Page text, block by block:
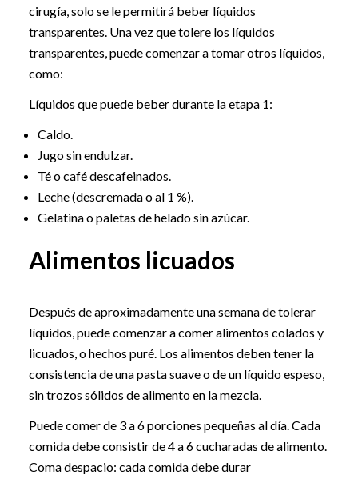
cirugía, solo se le permitirá beber líquidos
transparentes. Una vez que tolere los líquidos
transparentes, puede comenzar a tomar otros líquidos,
como:
Líquidos que puede beber durante la etapa 1:
Caldo.
Jugo sin endulzar.
Té o café descafeinados.
Leche (descremada o al 1 %).
Gelatina o paletas de helado sin azúcar.
Alimentos licuados
Después de aproximadamente una semana de tolerar
líquidos, puede comenzar a comer alimentos colados y
licuados, o hechos puré. Los alimentos deben tener la
consistencia de una pasta suave o de un líquido espeso,
sin trozos sólidos de alimento en la mezcla.
Puede comer de 3 a 6 porciones pequeñas al día. Cada
comida debe consistir de 4 a 6 cucharadas de alimento.
Coma despacio: cada comida debe durar